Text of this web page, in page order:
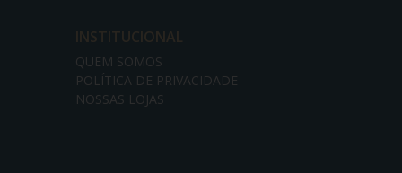
INSTITUCIONAL
QUEM SOMOS
POLÍTICA DE PRIVACIDADE
NOSSAS LOJAS